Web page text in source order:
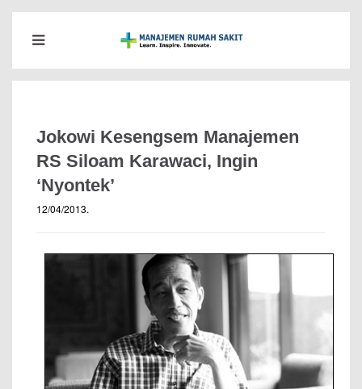
Jokowi Kesengsem Manajemen
RS Siloam Karawaci, Ingin
‘Nyontek’
12/04/2013.